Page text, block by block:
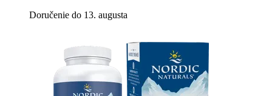
Doručenie do 13. augusta